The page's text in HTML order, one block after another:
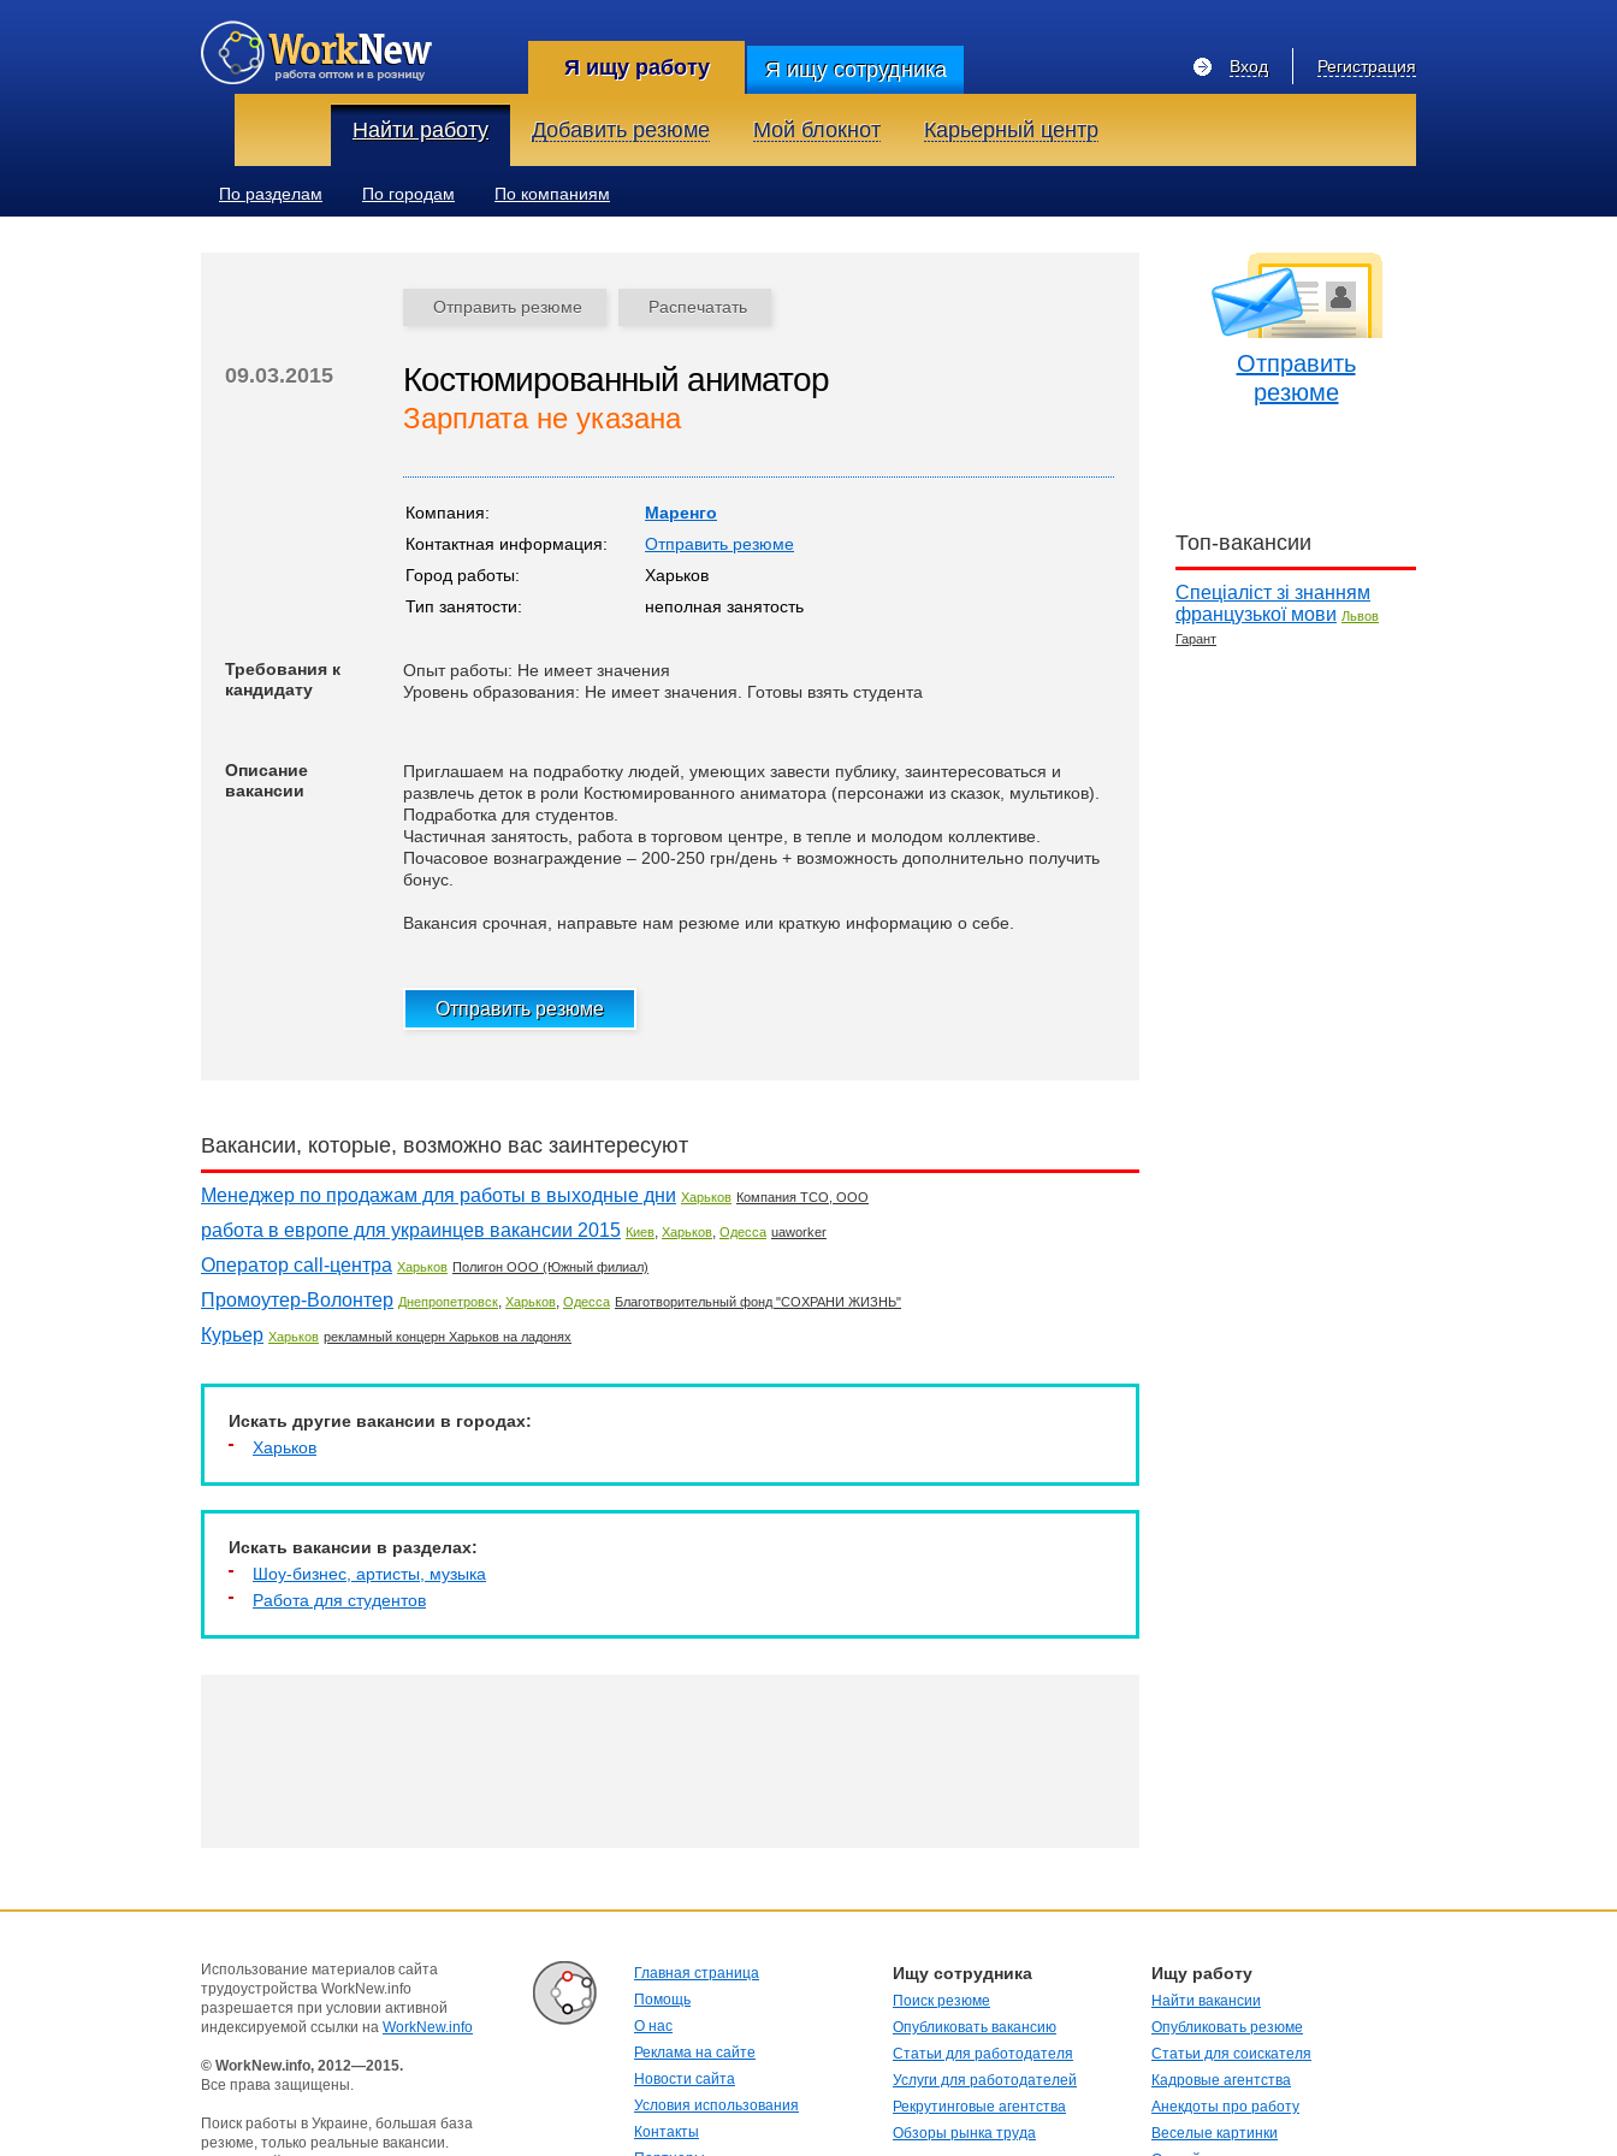
Я ищу работу Я ищу сотрудника Регистрация
Вход
Найти работу Добавить резюме Мой блокнот Карьерный центр
По разделам По городам По компаниям
Отправить резюме Распечатать
09.03.2015 Костюмированный аниматор
Зарплата не указана
Компания:
Маренго
Контактная информация:
Отправить резюме
Город работы:
Харьков
Тип занятости:
неполная занятость
Требования к
кандидату
Опыт работы: Не имеет значения
Уровень образования: Не имеет значения. Готовы взять студента
Описание
вакансии
Приглашаем на подработку людей, умеющих завести публику, заинтересоваться и
развлечь деток в роли Костюмированного аниматора (персонажи из сказок, мультиков).
Подработка для студентов.
Частичная занятость, работа в торговом центре, в тепле и молодом коллективе.
Почасовое вознаграждение – 200-250 грн/день + возможность дополнительно получить
бонус.
Вакансия срочная, направьте нам резюме или краткую информацию о себе.
Отправить резюме
Вакансии, которые, возможно вас заинтересуют
Менеджер по продажам для работы в выходные дни Харьков Компания ТСО, ООО
работа в европе для украинцев вакансии 2015 Киев, Харьков, Одесса uaworker
Оператор call-центра Харьков Полигон ООО (Южный филиал)
Промоутер-Волонтер Днепропетровск, Харьков, Одесса Благотворительный фонд "СОХРАНИ ЖИЗНЬ"
Курьер Харьков рекламный концерн Харьков на ладонях
Искать другие вакансии в городах:
Харьков
Искать вакансии в разделах:
Шоу-бизнес, артисты, музыка
Работа для студентов
Отправить
резюме
Топ-вакансии
Спеціаліст зі знанням
французької мови Львов
Гарант
Использование материалов сайта
трудоустройства WorkNew.info
разрешается при условии активной
индексируемой ссылки на WorkNew.info
© WorkNew.info, 2012—2015.
Все права защищены.
Поиск работы в Украине, большая база
резюме, только реальные вакансии.
Главная страница
Помощь
О нас
Реклама на сайте
Новости сайта
Условия использования
Контакты
Ищу сотрудника
Поиск резюме
Опубликовать вакансию
Статьи для работодателя
Услуги для работодателей
Рекрутинговые агентства
Обзоры рынка труда
Ищу работу
Найти вакансии
Опубликовать резюме
Статьи для соискателя
Кадровые агентства
Анекдоты про работу
Веселые картинки